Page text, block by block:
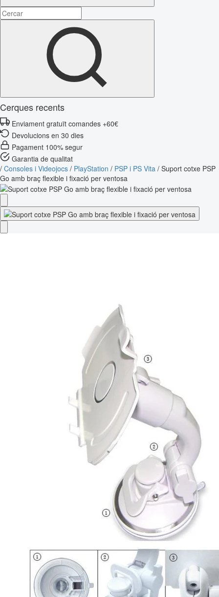
Cerques recents
Enviament gratuït comandes +60€
Devolucions en 30 dies
Pagament 100% segur
Garantia de qualitat
/ Consoles i Videojocs / PlayStation / PSP i PS Vita / Suport cotxe PSP
Go amb braç flexible i fixació per ventosa